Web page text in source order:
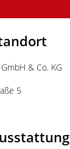
& Co. KG
5